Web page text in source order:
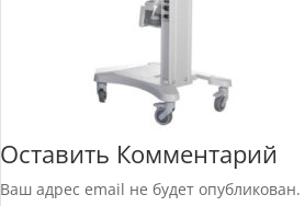
Оставить Комментарий
Ваш адрес email не будет опубликован.